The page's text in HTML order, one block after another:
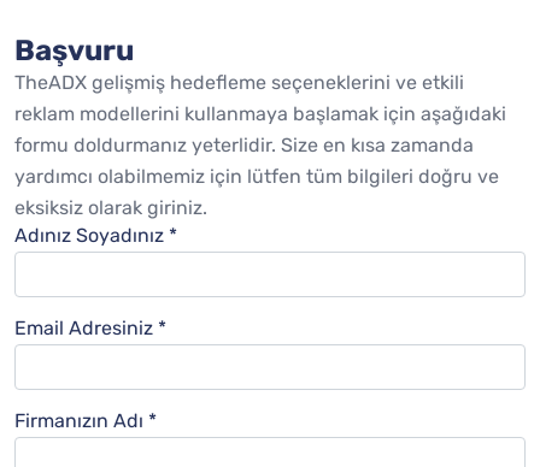
Başvuru
TheADX gelişmiş hedefleme seçeneklerini ve etkili
reklam modellerini kullanmaya başlamak için aşağıdaki
formu doldurmanız yeterlidir. Size en kısa zamanda
yardımcı olabilmemiz için lütfen tüm bilgileri doğru ve
eksiksiz olarak giriniz.
Adınız Soyadınız *
Email Adresiniz *
Firmanızın Adı *